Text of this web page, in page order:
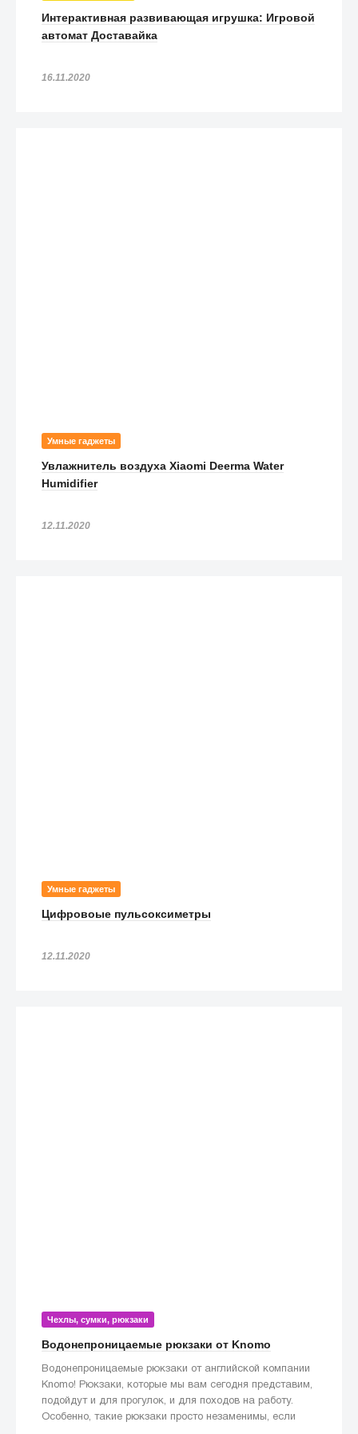
Интерактивная развивающая игрушка: Игровой
автомат Доставайка
16.11.2020
Умные гаджеты
Увлажнитель воздуха Xiaomi Deerma Water
Humidifier
12.11.2020
Умные гаджеты
Цифровоые пульсоксиметры
12.11.2020
Чехлы, сумки, рюкзаки
Водонепроницаемые рюкзаки от Knomo
Водонепроницаемые рюкзаки от английской компании
Knomo! Рюкзаки, которые мы вам сегодня представим,
подойдут и для прогулок, и для походов на работу.
Особенно, такие рюкзаки просто незаменимы, если